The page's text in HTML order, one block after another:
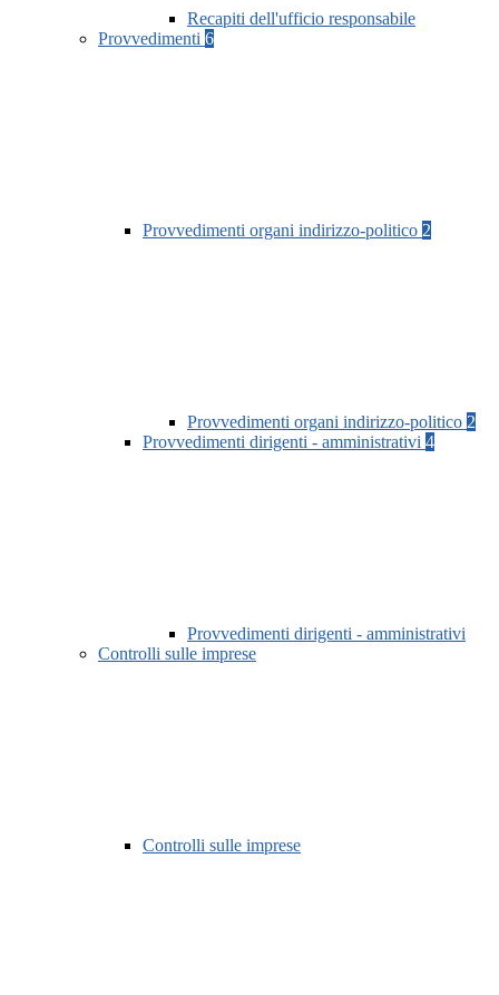
Recapiti dell'ufficio responsabile
Provvedimenti 6
Provvedimenti organi indirizzo-politico 2
Provvedimenti organi indirizzo-politico 2
Provvedimenti dirigenti - amministrativi 4
Provvedimenti dirigenti - amministrativi
Controlli sulle imprese
Controlli sulle imprese